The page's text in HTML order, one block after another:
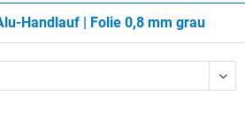
Handlauf | Folie 0,8 mm grau